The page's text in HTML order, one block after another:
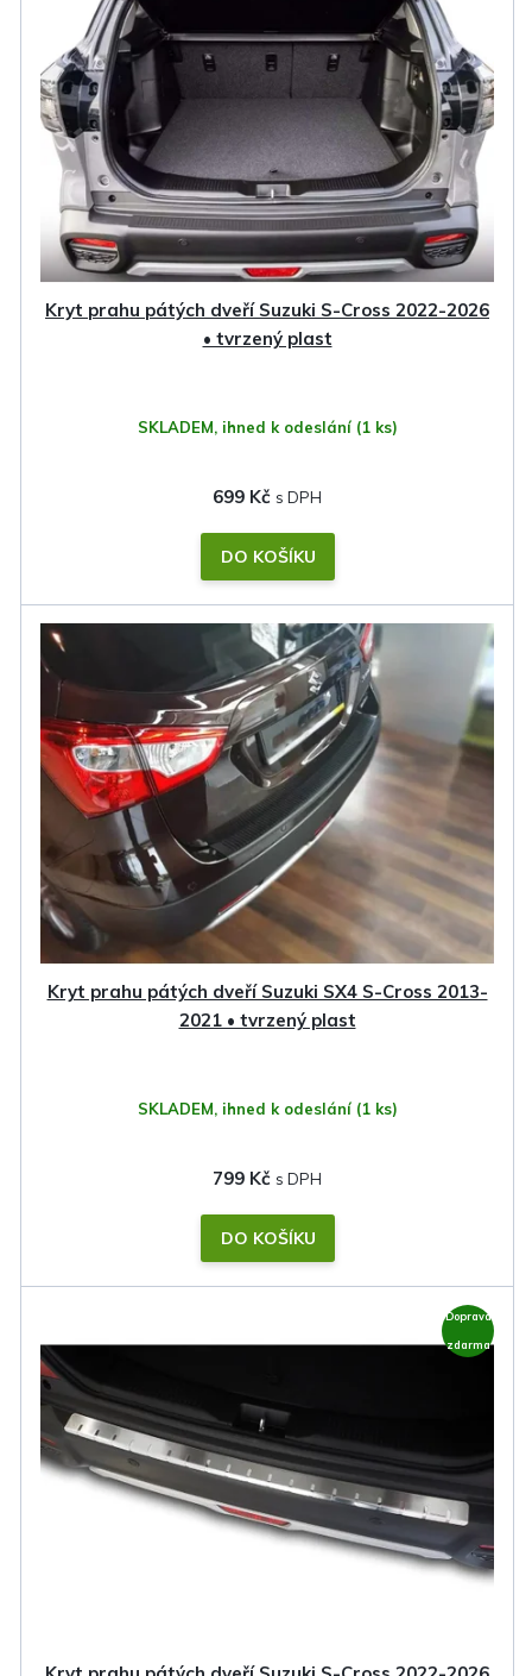
Kryt prahu pátých dveří Suzuki S-Cross 2022-2026
• tvrzený plast
SKLADEM, ihned k odeslání (1 ks)
699 Kč
DO KOŠÍKU
Kryt prahu pátých dveří Suzuki SX4 S-Cross 2013-
2021 • tvrzený plast
SKLADEM, ihned k odeslání (1 ks)
799 Kč
DO KOŠÍKU
Doprava
zdarma